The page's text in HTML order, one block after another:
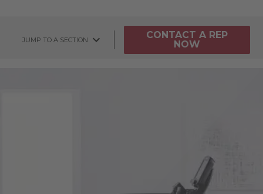
JUMP TO A SECTION
CONTACT A REP
NOW